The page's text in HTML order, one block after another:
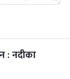
७ महिना बाँकी
: नदीका